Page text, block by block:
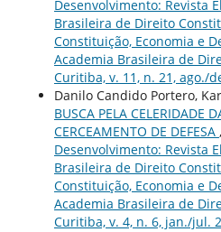
Desenvolvimento: Revista
Brasileira de Direito
Constituição, Economia e
Academia Brasileira de
Curitiba, v. 11, n. 21, ago./
Danilo Candido Portero,
BUSCA PELA CELERIDADE
CERCEAMENTO DE DEFESA ,
Desenvolvimento: Revista
Brasileira de Direito
Constituição, Economia e
Academia Brasileira de
Curitiba, v. 4, n. 6, jan./jul.